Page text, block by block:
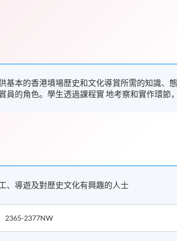
基本的香港墳場歷史和文化導賞所需的知識、
員的角色。學生透過課程實 地考察和實作環節
、導遊及對歷史文化有興趣的人士
2365-2377NW